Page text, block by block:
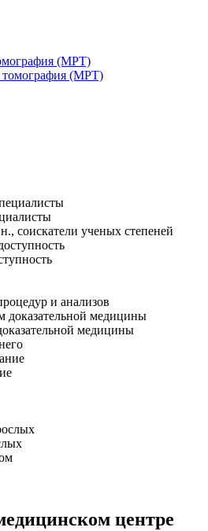
(МРТ)
соискатели ученых степеней
и анализов
медицины
центре